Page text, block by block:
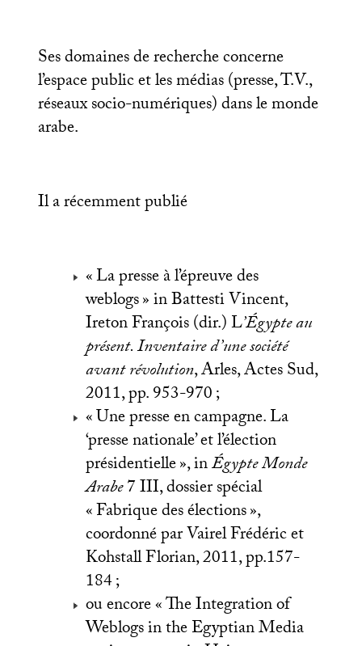
Ses domaines de recherche concerne
l’espace public et les médias (presse, T.V.,
réseaux socio-numériques) dans le monde
arabe.
Il a récemment publié
«La presse à l’épreuve des
weblogs» in Battesti Vincent,
Ireton François (dir.) L’Égypte au
présent. Inventaire d’une société
avant révolution, Arles, Actes Sud,
2011, pp. 953-970;
«Une presse en campagne. La
‘presse nationale’ et l’élection
présidentielle», inÉgypte Monde
Arabe7III, dossier spécial
«Fabrique des élections»,
coordonné par Vairel Frédéric et
Kohstall Florian, 2011, pp.157-
184;
ou encore «The Integration of
Weblogs in the Egyptian Media